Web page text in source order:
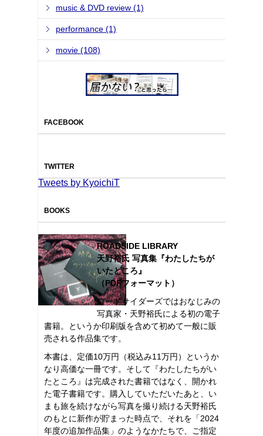
music & DVD review (1)
performance (1)
movie (108)
FACEBOOK
TWITTER
Tweets by KyoichiT
BOOKS
ROADSIDE LIBRARY
天野裕氏 写真集『わたしたちが
いたところ』
（PDFフォーマット）
ロードサイダーズではおなじみの
写真家・天野裕氏による初の電子
書籍。というか印刷版を含めて初めて一般に販
売される作品集です。
本書は、定価10万円（税込み11万円）というか
なり高価な一冊です。そして『わたしたちがい
たところ』は完成された書籍ではなく、開かれ
た電子書籍です。購入していただいたあと、い
まも旅を続けながら写真を撮り続ける天野裕氏
のもとに新作が貯まった時点で、それを「2024
年度の追加作品集」のようなかたちで、ご指定